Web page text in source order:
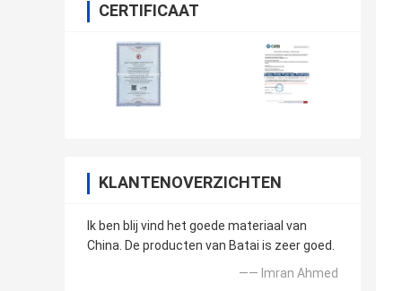
CERTIFICAAT
KLANTENOVERZICHTEN
Ik ben blij vind het goede materiaal van
China. De producten van Batai is zeer goed.
—— Imran Ahmed